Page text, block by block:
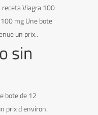
Viagra 100
mg Une bote
un prix..
sin
bote de 12
prix d environ.